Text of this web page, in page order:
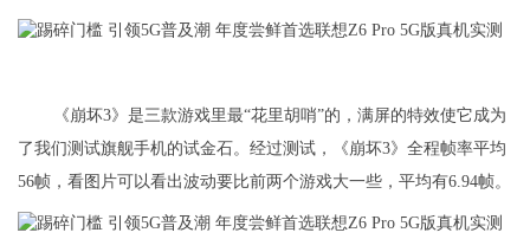
《崩坏3》是三款游戏里最“花里胡哨”的，满屏的特效使它成为
了我们测试旗舰手机的试金石。经过测试，《崩坏3》全程帧率平均
56帧，看图片可以看出波动要比前两个游戏大一些，平均有6.94帧。